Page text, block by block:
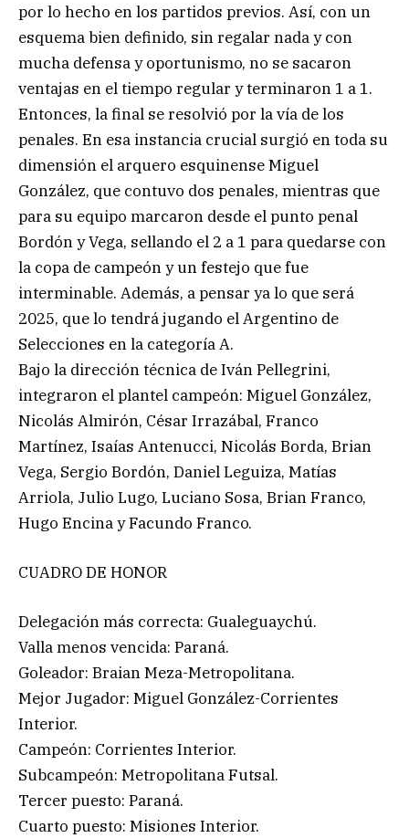
por lo hecho en los partidos previos. Así, con un
esquema bien definido, sin regalar nada y con
mucha defensa y oportunismo, no se sacaron
ventajas en el tiempo regular y terminaron 1 a 1.
Entonces, la final se resolvió por la vía de los
penales. En esa instancia crucial surgió en toda su
dimensión el arquero esquinense Miguel
González, que contuvo dos penales, mientras que
para su equipo marcaron desde el punto penal
Bordón y Vega, sellando el 2 a 1 para quedarse con
la copa de campeón y un festejo que fue
interminable. Además, a pensar ya lo que será
2025, que lo tendrá jugando el Argentino de
Selecciones en la categoría A.
Bajo la dirección técnica de Iván Pellegrini,
integraron el plantel campeón: Miguel González,
Nicolás Almirón, César Irrazábal, Franco
Martínez, Isaías Antenucci, Nicolás Borda, Brian
Vega, Sergio Bordón, Daniel Leguiza, Matías
Arriola, Julio Lugo, Luciano Sosa, Brian Franco,
Hugo Encina y Facundo Franco.
CUADRO DE HONOR
Delegación más correcta: Gualeguaychú.
Valla menos vencida: Paraná.
Goleador: Braian Meza-Metropolitana.
Mejor Jugador: Miguel González-Corrientes
Interior.
Campeón: Corrientes Interior.
Subcampeón: Metropolitana Futsal.
Tercer puesto: Paraná.
Cuarto puesto: Misiones Interior.